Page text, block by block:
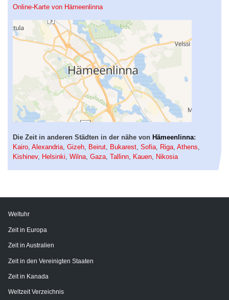
Online-Karte von Hämeenlinna
Die Zeit in anderen Städten in der nähe von Hämeenlinna:
Kairo Alexandria Gizeh Beirut Bukarest Sofia Riga Athens
Kishinev, Helsinki Wilna Gaza Tallinn Kauen Nikosia
Weltuhr
Zeit in Europa
Zeit in Australien
Zeit in den Vereinigten Staaten
Zeit in Kanada
Weltzeit Verzeichnis